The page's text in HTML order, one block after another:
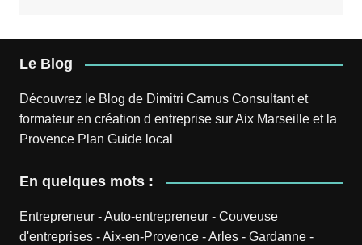
Le Blog
Découvrez le Blog de Dimitri CarnusConsultant et
formateur en création d entreprise sur Aix Marseille et la
Provence Plan Guide local
En quelques mots :
Entrepreneur-Auto-entrepreneur- Couveuse
d'entreprises-Aix-en-Provence-Arles- Gardanne-